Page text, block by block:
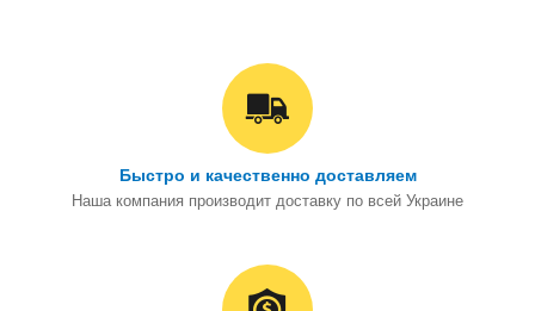
Быстро и качественно доставляем
Наша компания производит доставку по всей Украине